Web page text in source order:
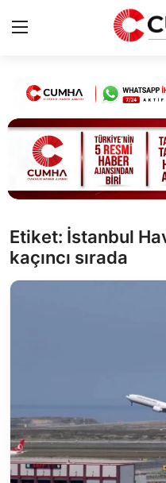
Kurumsal
Cumhurbaşkanlığı
Bakanlıklar
Siyasi Partiler
Sivil Toplum Kuruluşları
Kamu Kurumları ve Üst
Etiket: İstanbul
kaçıncı sırada